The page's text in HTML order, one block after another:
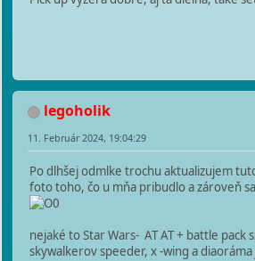
legoholik
11. Február 2024, 19:04:29
Po dlhšej odmlke trochu aktualizujem
foto toho, čo u mňa pribudlo a zároveň
nejaké to Star Wars- AT AT + battle pack
skywalkerov speeder, x -wing a diaoráma